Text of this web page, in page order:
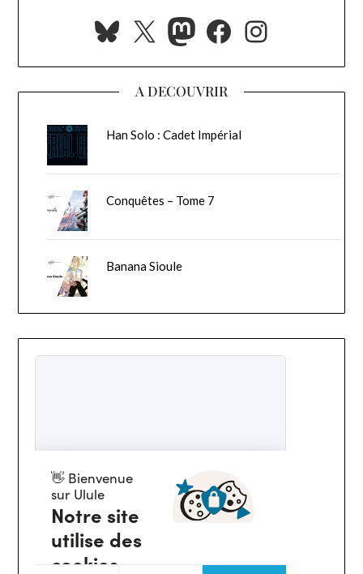
Bluesky
X Mastodon
Facebook
A DECOUVRIR
Han Solo : Cadet Impérial
Conquêtes – Tome 7
Banana Sioule